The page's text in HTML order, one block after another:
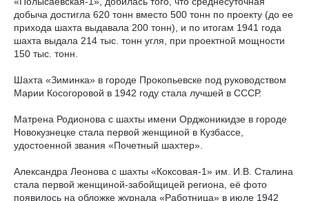
добыча достигла 620 тонн вместо 500 тонн по проекту (до ее
прихода шахта выдавала 200 тонн), и по итогам 1941 года
шахта выдала 214 тыс. тонн угля, при проектной мощности
150 тыс. тонн.
Шахта «Зиминка» в городе Прокопьевске под руководством
Марии Косогоровой в 1942 году стала лучшей в СССР.
Матрена Родионова с шахты имени Орджоникидзе в городе
Новокузнецке стала первой женщиной в Кузбассе,
удостоенной звания «Почетный шахтер».
Александра Леонова с шахты «Коксовая-1» им. И.В. Сталина
стала первой женщиной-забойщицей региона, её фото
появилось на обложке журнала «Работница» в июле 1942